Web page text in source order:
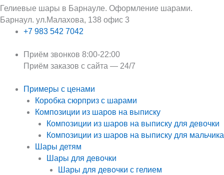
Гелиевые шары в Барнауле. Оформление шарами.
Барнаул. ул.Малахова, 138 офис 3
+7 983 542 7042
Приём звонков 8:00-22:00
Приём заказов с сайта — 24/7
Примеры с ценами
Коробка сюрприз с шарами
Композиции из шаров на выписку
Композиции из шаров на выписку для девочки
Композиции из шаров на выписку для мальчика
Шары детям
Шары для девочки
Шары для девочки с гелием